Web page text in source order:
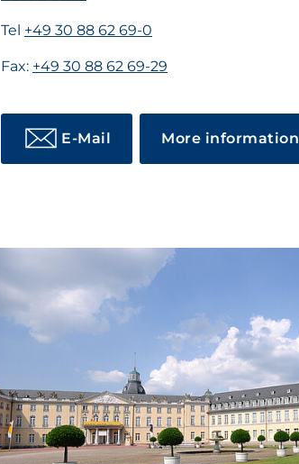
Tel +49 30 88 62 69-0
Fax: +49 30 88 62 69-29
E-Mail More information